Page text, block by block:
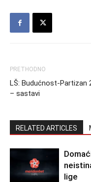
PRETHODNO
LŠ: Budućnost-Partizan
– sastavi
RELATED ARTICLES
lige